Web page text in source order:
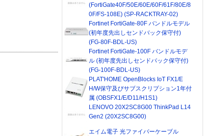
(FortiGate40F/50E/60E/60F/61F/80E/8
0F/FS-108E) (SP-RACKTRAY-02)
Fortinet FortiGate-80F バンドルモデル
(初年度先出しセンドバック保守付)
(FG-80F-BDL-US)
Fortinet FortiGate-100F バンドルモデ
ル (初年度先出しセンドバック保守付)
(FG-100F-BDL-US)
PLAT'HOME OpenBlocks IoT FX1/E
H/W保守及びサブスクリプション1年付
属 (OBSFX1/E/D11/H1S1)
LENOVO 20X2SC8G00 ThinkPad L14
Gen2 (20X2SC8G00)
エイム電子 光ファイバーケーブル